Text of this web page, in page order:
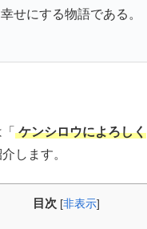
せにする物語である。
ケンシロウによろしく
します。
目次 [非表示]